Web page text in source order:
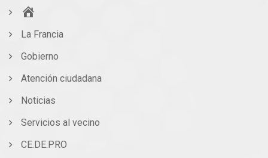
La Francia
Gobierno
Atención ciudadana
Noticias
Servicios al vecino
CE.DE.PRO